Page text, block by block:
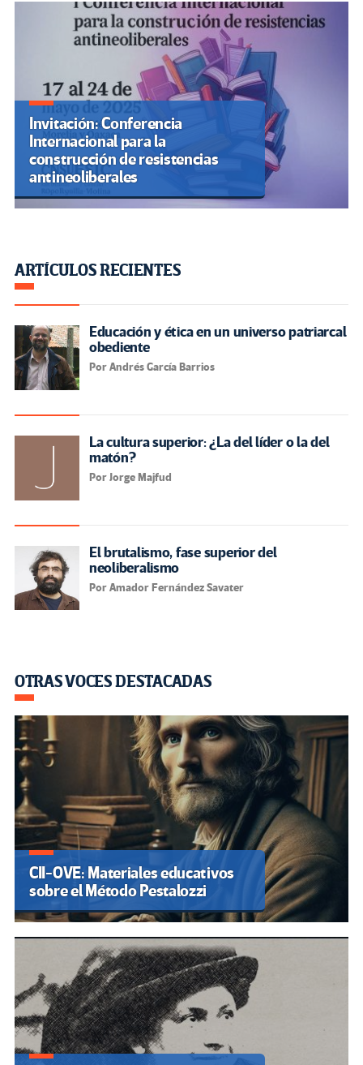
Invitación: Conferencia
Internacional para la
construcción de resistencias
antineoliberales
ARTÍCULOS RECIENTES
Educación y ética en un universo patriarcal
obediente
Por Andrés García Barrios
La cultura superior: ¿La del líder o la del
matón?
Por Jorge Majfud
El brutalismo, fase superior del
neoliberalismo
Por Amador Fernández Savater
OTRAS VOCES DESTACADAS
CII-OVE: Materiales educativos
sobre el Método Pestalozzi